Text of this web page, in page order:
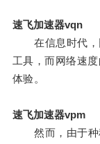
速飞加速器vqn
在信息时代，
工具，而网络速
体验。
速飞加速器vpm
然而，由于种